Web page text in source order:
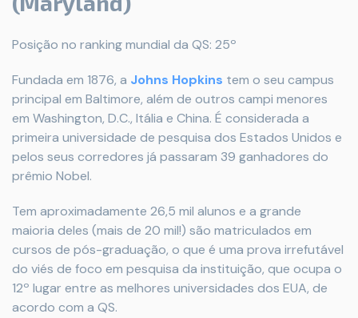
Posição no ranking mundial da QS: 25º
Fundada em 1876, a Johns Hopkins tem o seu campus
principal em Baltimore, além de outros campi menores
em Washington, D.C., Itália e China. É considerada a
primeira universidade de pesquisa dos Estados Unidos e
pelos seus corredores já passaram 39 ganhadores do
prêmio Nobel.
Tem aproximadamente 26,5 mil alunos e a grande
maioria deles (mais de 20 mil!) são matriculados em
cursos de pós-graduação, o que é uma prova irrefutável
do viés de foco em pesquisa da instituição, que ocupa o
12º lugar entre as melhores universidades dos EUA, de
acordo com a QS.